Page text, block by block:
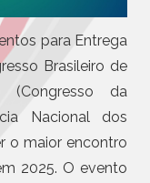
para Entrega
Brasileiro de
da
Nacional dos
o maior encontro
2025. O evento